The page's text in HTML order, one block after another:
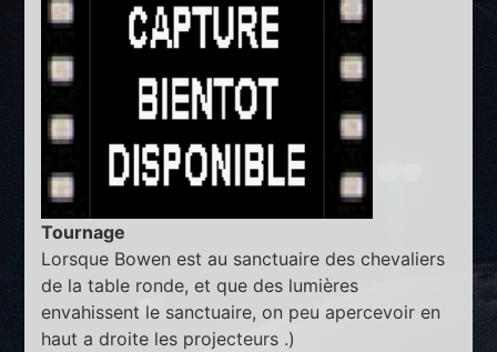
Tournage
Lorsque Bowen est au sanctuaire des chevaliers
de la table ronde, et que des lumières
envahissent le sanctuaire, on peu apercevoir en
haut a droite les projecteurs .)